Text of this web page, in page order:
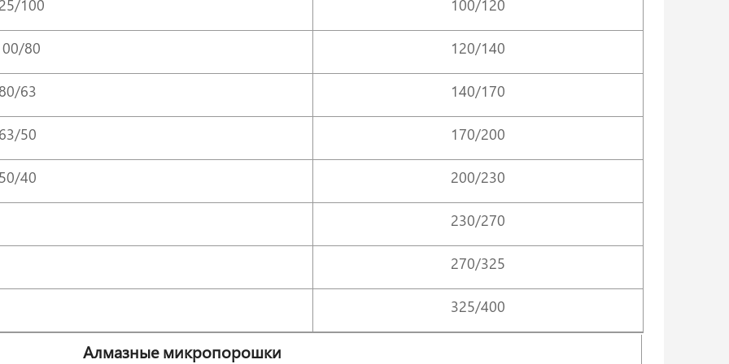
100 100/120
80 120/140
63 140/170
50 170/200
40 200/230
230/270
270/325
325/400
Алмазные микропорошки